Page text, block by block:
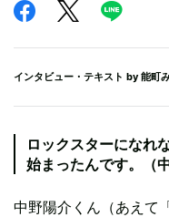
インタビュー・テキスト by 能町
ロックスターになれ
始まったんです。（中
中野陽介くん（あえて